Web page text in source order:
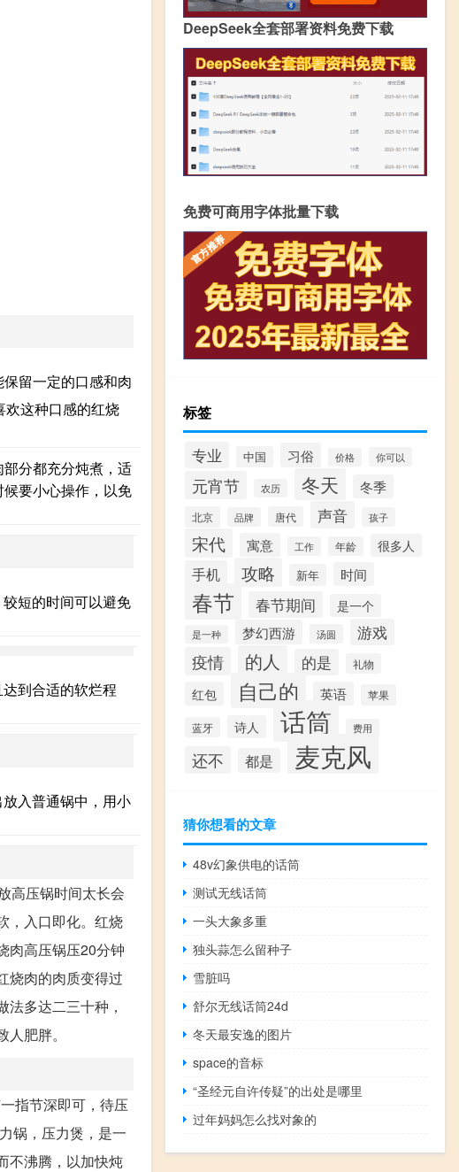
留一定的口感和肉
欢这种口感的红烧
分都充分炖煮，适
要小心操作，以免
短的时间可以避免
到合适的软烂程
入普通锅中，用小
高压锅时间太长会
，入口即化。红烧
肉高压锅压20分钟
烧肉的肉质变得过
多达二三十种，
肥胖。
指节深即可，待压
锅，压力煲，是一
不沸腾，以加快炖
DeepSeek全套部署资料免费下载
免费可商用字体批量下载
标签
专业 中国 习俗 价格 你可以
元宵节 农历 冬天 冬季
北京 品牌 唐代 声音 孩子
宋代 寓意 工作 年龄 很多人
手机 攻略 新年 时间
春节 春节期间 是一个
是一种 梦幻西游 汤圆 游戏
疫情 的人 的是 礼物
红包 自己的 英语 苹果
蓝牙 诗人 话筒 费用
还不 都是 麦克风
猜你想看的文章
48v幻象供电的话筒
测试无线话筒
一头大象多重
独头蒜怎么留种子
雪脏吗
舒尔无线话筒24d
冬天最安逸的图片
space的音标
“圣经元自许传疑”的出处是哪里
过年妈妈怎么找对象的